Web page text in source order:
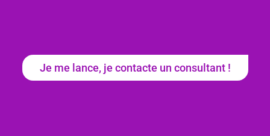
Je me lance, je contacte un consultant !